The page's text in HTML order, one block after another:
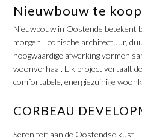
​Nieuwbouw te koop
​Nieuwbouw in Oostende betekent
morgen. Iconische architectuur,
hoogwaardige afwerking vormen
woonverhaal. Elk project vertaalt
comfortabele, energiezuinige
​CORBEAU
​Sereniteit aan de Oostendse kust